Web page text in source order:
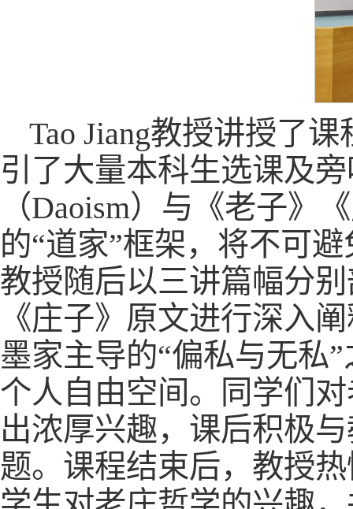
Tao Jiang教授讲授了课
引了大量本科生选课及
（Daoism）与《老子》
的“道家”框架，将不可
教授随后以三讲篇幅分
《庄子》原文进行深入
墨家主导的“偏私与无私
个人自由空间。同学们
出浓厚兴趣，课后积极
题。课程结束后，教授